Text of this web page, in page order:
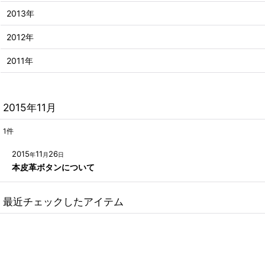
2015年11月
1件
2015年11 月 26日
本皮革ボタンについて
2013年
2012年
2011年
最近チェックしたアイテム